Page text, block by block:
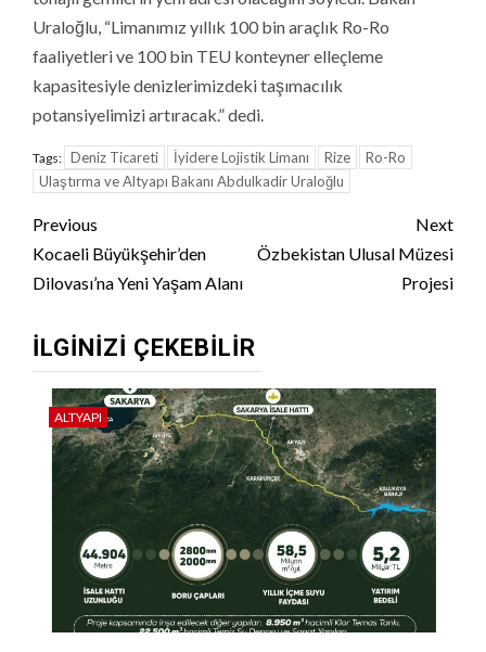
Uraloğlu, “Limanımız yıllık 100 bin araçlık Ro-Ro
faaliyetleri ve 100 bin TEU konteyner elleçleme
kapasitesiyle denizlerimizdeki taşımacılık
potansiyelimizi artıracak.” dedi.
Tags: Deniz Ticareti İyidere Lojistik Limanı Rize
Ro-Ro
Ulaştırma ve Altyapı Bakanı Abdulkadir Uraloğlu
Continue
Reading
Previous
Kocaeli Büyükşehir’den
Dilovası’na Yeni Yaşam Alanı
Next
Özbekistan Ulusal Müzesi
Projesi
İLGINIZI ÇEKEBILIR
ALTYAPI